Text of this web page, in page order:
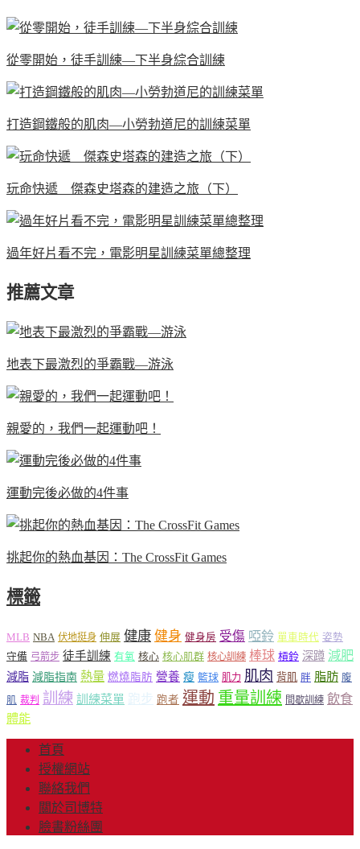
從零開始，徒手訓練—下半身綜合訓練
打造鋼鐵般的肌肉—小勞勃道尼的訓練菜單
玩命快遞 傑森史塔森的建造之旅（下）
過年好片看不完，電影明星訓練菜單總整理
推薦文章
地表下最激烈的爭霸戰—游泳
親愛的，我們一起運動吧！
運動完後必做的4件事
挑起你的熱血基因：The CrossFit Games
標籤
MLB NBA 伏地挺身 伸展 健康 健身 健身房 受傷 啞鈴 單車時代 姿勢
守備 弓箭步 徒手訓練 有氧 核心 核心肌群 核心訓練 棒球 槓鈴 深蹲 減肥
減脂 減脂指南 熱量 燃燒脂肪 營養 瘦 籃球 肌力 肌肉 背肌 胖 脂肪 腹
肌 裁判 訓練 訓練菜單 跑步 跑者 運動 重量訓練 間歇訓練 飲食
體能
首頁
授權網站
聯絡我們
關於司博特
臉書粉絲團